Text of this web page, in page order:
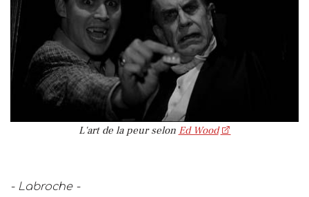
L'art de la peur selon Ed Wood
- Labroche -